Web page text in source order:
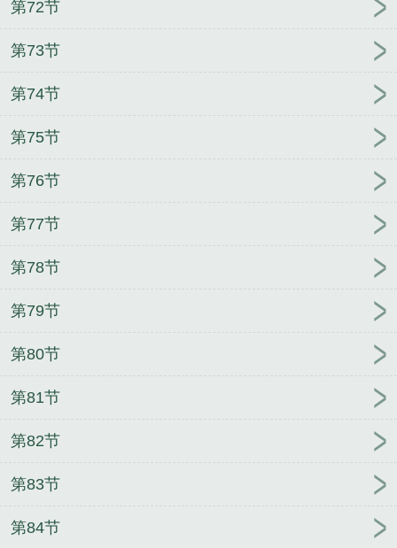
第72节
第73节
第74节
第75节
第76节
第77节
第78节
第79节
第80节
第81节
第82节
第83节
第84节